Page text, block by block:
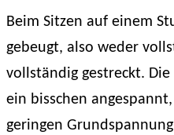
Beim Sitzen auf einem
gebeugt, also weder
vollständig gestreckt.
ein bisschen
geringen